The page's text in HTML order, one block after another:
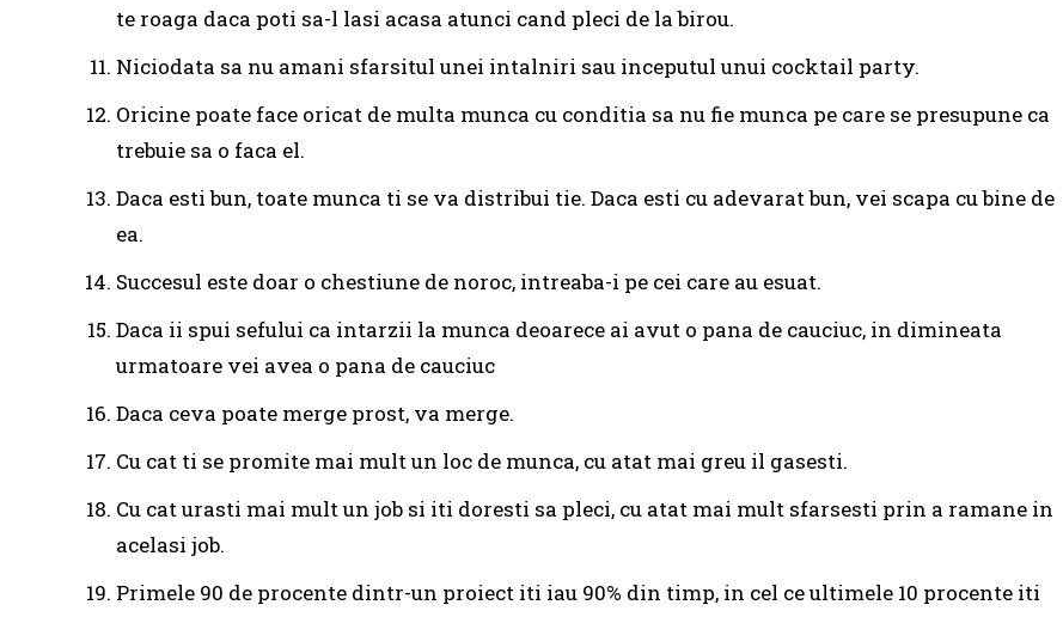
te roaga daca poti sa-l lasi acasa atunci cand pleci de la birou.
Niciodata sa nu amani sfarsitul unei intalniri sau inceputul unui cocktail party.
Oricine poate face oricat de multa munca cu conditia sa nu fie munca pe care se presupune ca
trebuie sa o faca el.
Daca esti bun, toate munca ti se va distribui tie. Daca esti cu adevarat bun, vei scapa cu bine de
ea.
Succesul este doar o chestiune de noroc, intreaba-i pe cei care au esuat.
Daca ii spui sefului ca intarzii la munca deoarece ai avut o pana de cauciuc, in dimineata
urmatoare vei avea o pana de cauciuc
Daca ceva poate merge prost, va merge.
Cu cat ti se promite mai mult un loc de munca, cu atat mai greu il gasesti.
Cu cat urasti mai mult un job si iti doresti sa pleci, cu atat mai mult sfarsesti prin a ramane in
acelasi job.
Primele 90 de procente dintr-un proiect iti iau 90% din timp, in cel ce ultimele 10 procente iti